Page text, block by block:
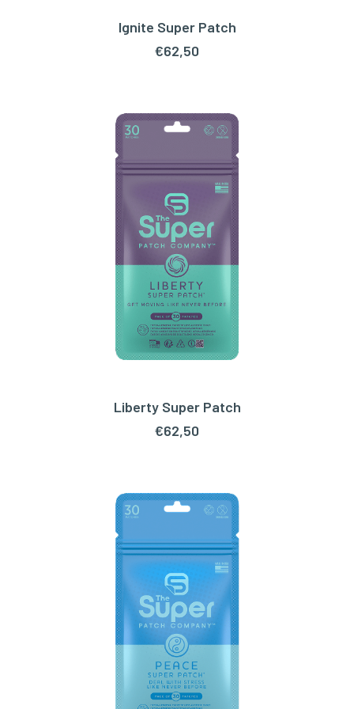
TOEVOEGEN AAN WINKELWAGEN
Ignite Super Patch
€62,50
TOEVOEGEN AAN WINKELWAGEN
Liberty Super Patch
€62,50